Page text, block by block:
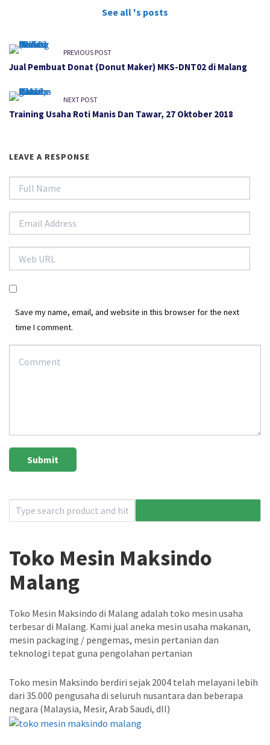
See all 's posts
PREVIOUS POST
Jual Pembuat Donat (Donut Maker) MKS-DNT02 di Malang
NEXT POST
Training Usaha Roti Manis Dan Tawar, 27 Oktober 2018
LEAVE A RESPONSE
Save my name, email, and website in this browser for the next
time I comment.
Toko Mesin Maksindo
Malang
Toko Mesin Maksindo di Malang adalah toko mesin usaha
terbesar di Malang. Kami jual aneka mesin usaha makanan,
mesin packaging / pengemas, mesin pertanian dan
teknologi tepat guna pengolahan pertanian
Toko mesin Maksindo berdiri sejak 2004 telah melayani lebih
dari 35.000 pengusaha di seluruh nusantara dan beberapa
negara (Malaysia, Mesir, Arab Saudi, dll)